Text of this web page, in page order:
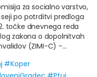
za socialno varstvo,
po potrditvi predloga
točke dnevnega reda
zakona o dopolnitvah
(ZIMI-C) -
invalidov v
#Koper